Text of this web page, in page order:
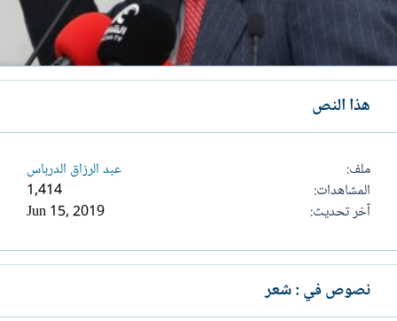
هذا النص
ملف
عبد الرزاق الدرباس
المشاهدات
1,414
آخر تحديث
Jun 15, 2019
نصوص في : شعر